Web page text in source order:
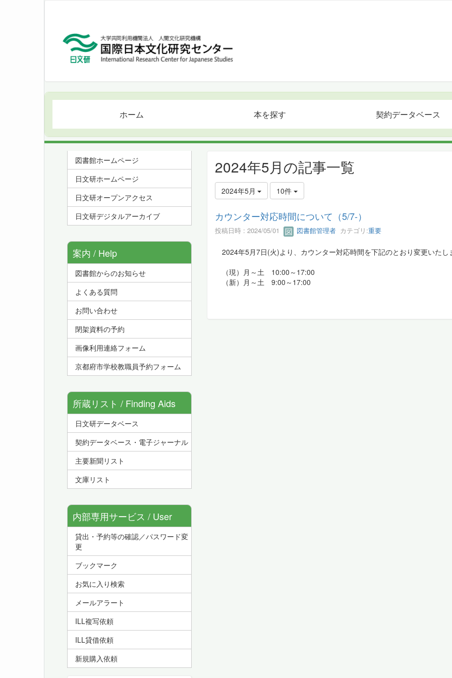
ホーム 本を探す 契約データベース
2024年5月の記事一覧
2024年5月 10件
カウンター対応時間について（5/7-）
投稿日時 : 2024/05/01 図書館管理者 カテゴリ:重要
2024年5月7日(火)より、カウンター対応時間を下記のとおり変更いたし
（現）月～土 10:00～17:00
（新）月～土 9:00～17:00
図書館ホームページ
日文研ホームページ
日文研オープンアクセス
日文研デジタルアーカイブ
案内 / Help
図書館からのお知らせ
よくある質問
お問い合わせ
閉架資料の予約
画像利用連絡フォーム
京都府市学校教職員予約フォーム
所蔵リスト / Finding Aids
日文研データベース
契約データベース・電子ジャーナル
主要新聞リスト
文庫リスト
内部専用サービス / User
Service
貸出・予約等の確認／パスワード変
更
ブックマーク
お気に入り検索
メールアラート
ILL複写依頼
ILL貸借依頼
新規購入依頼